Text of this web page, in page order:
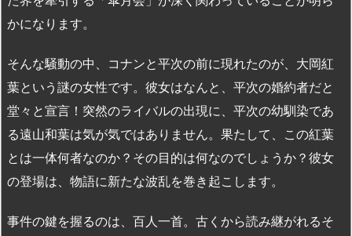
かになります。
そんな騒動の中、コナンと平次の前に現れたのが、大岡紅
葉という謎の女性です。彼女はなんと、平次の婚約者だと
堂々と宣言！突然のライバルの出現に、平次の幼馴染であ
る遠山和葉は気が気ではありません。果たして、この紅葉
とは一体何者なのか？その目的は何なのでしょうか？彼女
の登場は、物語に新たな波乱を巻き起こします。
事件の鍵を握るのは、百人一首。古くから読み継がれるそ